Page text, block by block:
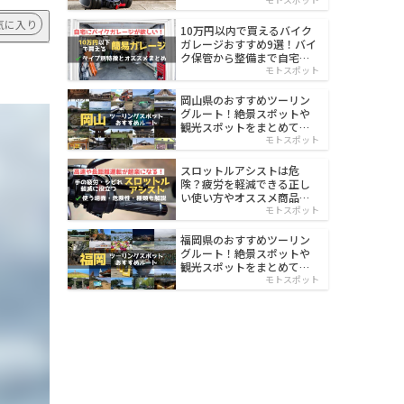
に入り
10万円以内で買えるバイク
ガレージおすすめ9選！バイ
ク保管から整備まで自宅で
モトスポット
岡山県のおすすめツーリン
グルート！絶景スポットや
観光スポットをまとめて紹
モトスポット
スロットルアシストは危
険？疲労を軽減できる正し
い使い方やオススメ商品を
モトスポット
福岡県のおすすめツーリン
グルート！絶景スポットや
観光スポットをまとめて紹
モトスポット